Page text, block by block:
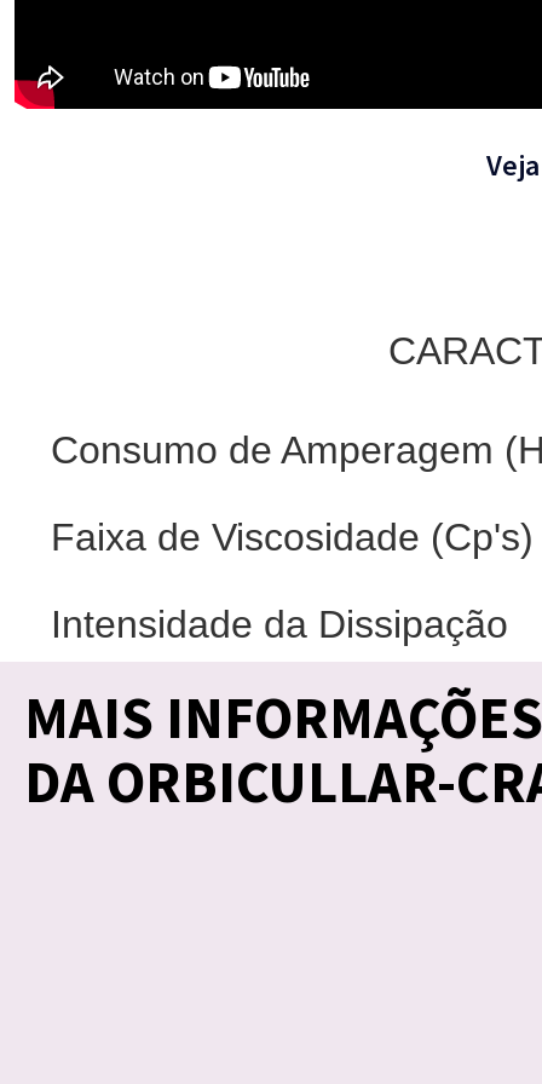
Consumo de Amperagem
Faixa de Viscosidade (Cp's)
Intensidade da Dissipação
MAIS INFORMAÇÕES
DA ORBICULLAR-